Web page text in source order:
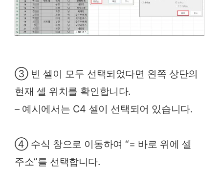
③ 빈 셀이 모두 선택되었다면 왼쪽 상단의
현재 셀 위치를 확인합니다.
– 예시에서는 C4 셀이 선택되어 있습니다.
④ 수식 창으로 이동하여 “= 바로 위에 셀
주소”를 선택합니다.